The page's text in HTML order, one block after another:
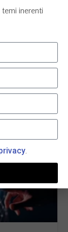
/ Generali
inerenti
.